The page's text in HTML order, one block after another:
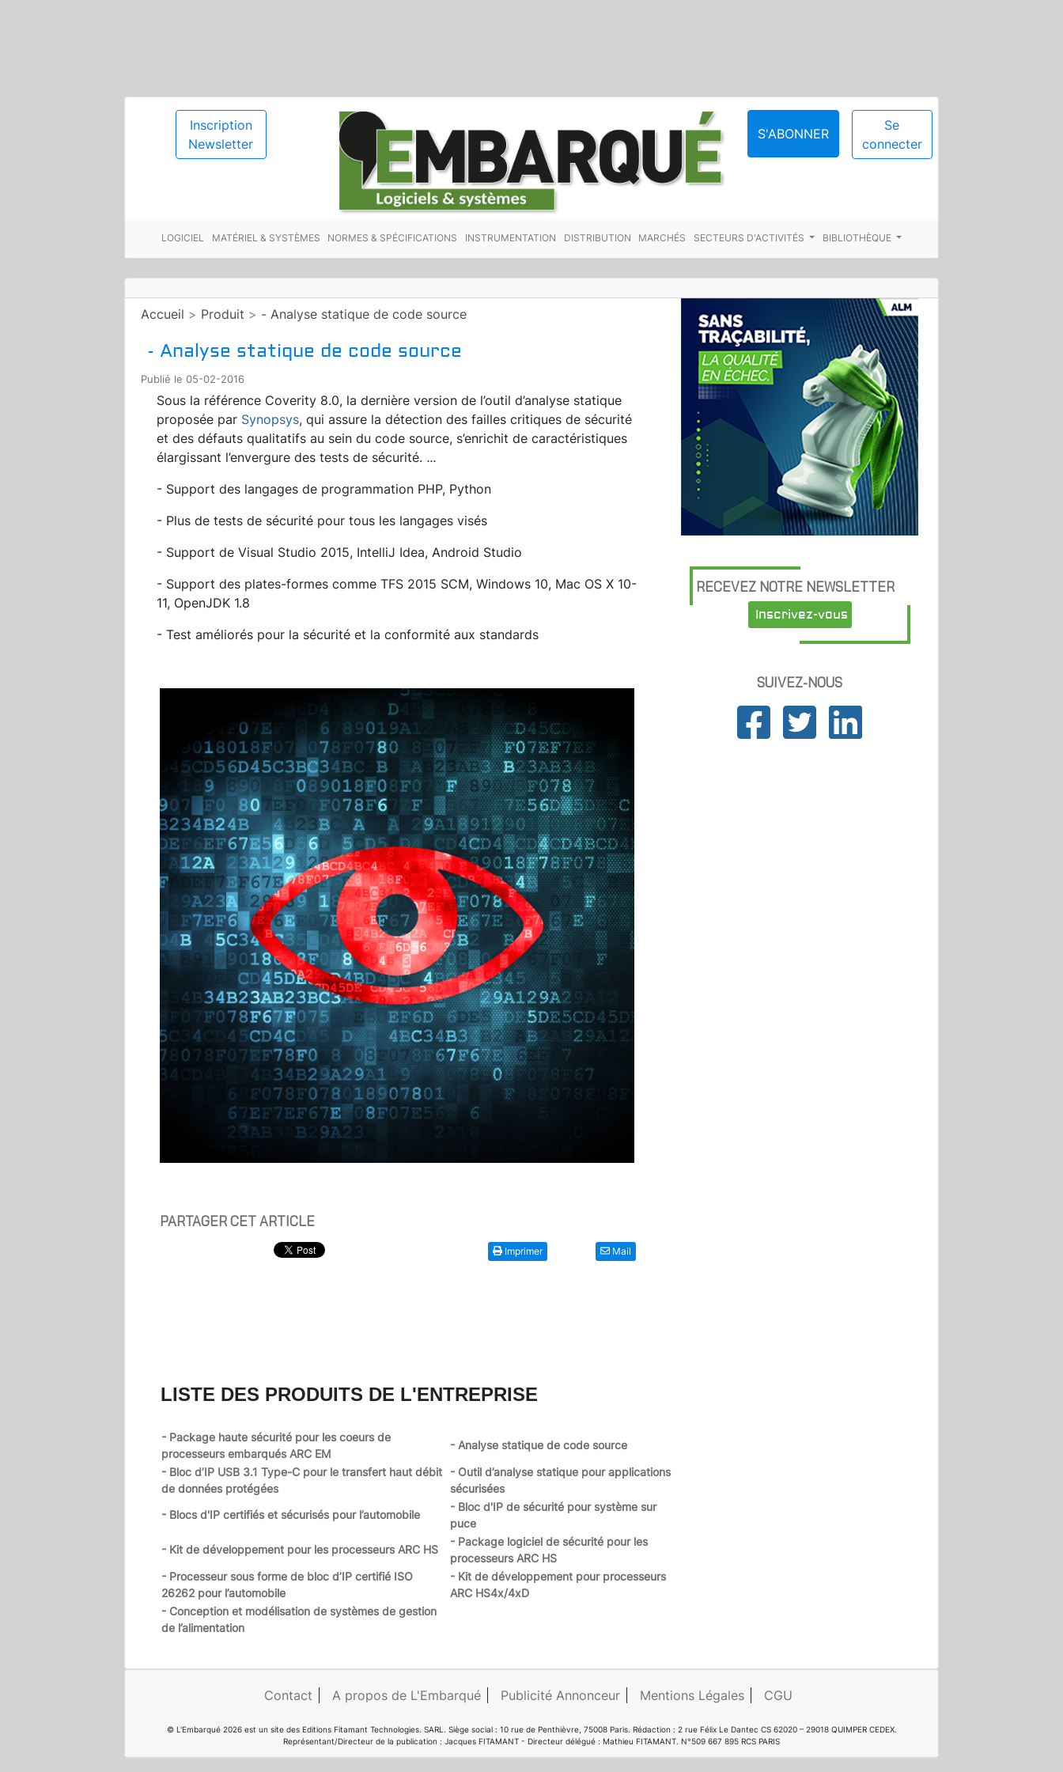
Inscription
Newsletter
S'ABONNER
Se
connecter
LOGICIEL MATÉRIEL & SYSTÈMES NORMES & SPÉCIFICATIONS INSTRUMENTATION DISTRIBUTION MARCHÉS SECTEURS D'ACTIVITÉS BIBLIOTHÈQUE
Accueil > Produit > - Analyse statique de code source
- Analyse statique de code source
Publié le 05-02-2016
Sous la référence Coverity 8.0, la dernière version de l’outil d’analyse statique
proposée par Synopsys, qui assure la détection des failles critiques de sécurité
et des défauts qualitatifs au sein du code source, s’enrichit de caractéristiques
élargissant l’envergure des tests de sécurité. ...
- Support des langages de programmation PHP, Python
- Plus de tests de sécurité pour tous les langages visés
- Support de Visual Studio 2015, IntelliJ Idea, Android Studio
- Support des plates-formes comme TFS 2015 SCM, Windows 10, Mac OS X 10-
11, OpenJDK 1.8
- Test améliorés pour la sécurité et la conformité aux standards
PARTAGER CET ARTICLE
Imprimer Mail
LISTE DES PRODUITS DE L'ENTREPRISE
- Package haute sécurité pour les coeurs de
processeurs embarqués ARC EM
- Analyse statique de code source
- Bloc d’IP USB 3.1 Type-C pour le transfert haut débit
de données protégées
- Outil d’analyse statique pour applications
sécurisées
- Blocs d'IP certifiés et sécurisés pour l’automobile
- Bloc d'IP de sécurité pour système sur
puce
- Kit de développement pour les processeurs ARC HS
- Package logiciel de sécurité pour les
processeurs ARC HS
- Processeur sous forme de bloc d’IP certifié ISO
26262 pour l’automobile
- Kit de développement pour processeurs
ARC HS4x/4xD
- Conception et modélisation de systèmes de gestion
de l’alimentation
RECEVEZ NOTRE NEWSLETTER
Inscrivez-vous
SUIVEZ-NOUS
Contact A propos de L'Embarqué Publicité Annonceur Mentions Légales CGU
© L'Embarqué 2026 est un site des Editions Fitamant Technologies. SARL. Siège social : 10 rue de Penthièvre, 75008 Paris. Rédaction : 2 rue Félix Le Dantec CS 62020 – 29018 QUIMPER CEDEX.
Représentant/Directeur de la publication : Jacques FITAMANT - Directeur délégué : Mathieu FITAMANT. N°509 667 895 RCS PARIS